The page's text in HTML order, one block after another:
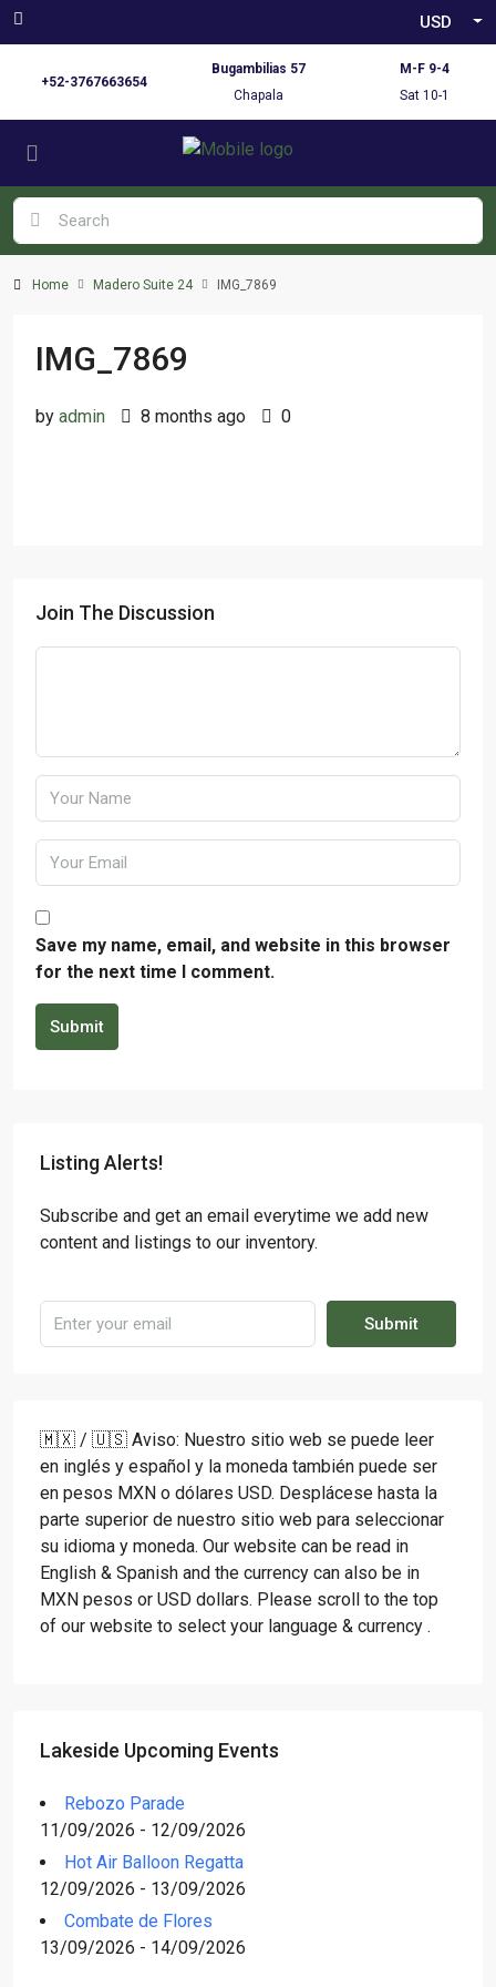
USD
+52-3767663654
Bugambilias 57
Chapala
M-F 9-4
Sat 10-1
Home Madero Suite 24 IMG_7869
IMG_7869
by admin 8 months ago 0
Join The Discussion
Save my name, email, and website in this browser
for the next time I comment.
Submit
Listing Alerts!
Subscribe and get an email everytime we add new
content and listings to our inventory.
Submit
🇲🇽 / 🇺🇸 Aviso: Nuestro sitio web se puede leer
en inglés y español y la moneda también puede ser
en pesos MXN o dólares USD. Desplácese hasta la
parte superior de nuestro sitio web para seleccionar
su idioma y moneda. Our website can be read in
English & Spanish and the currency can also be in
MXN pesos or USD dollars. Please scroll to the top
of our website to select your language & currency .
Lakeside Upcoming Events
Rebozo Parade
11/09/2026 - 12/09/2026
Hot Air Balloon Regatta
12/09/2026 - 13/09/2026
Combate de Flores
13/09/2026 - 14/09/2026